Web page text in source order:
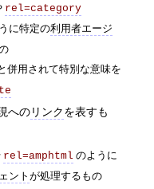
rel=category
に特定の利用者エージ
併用されて特別な意味を
へのリンクを表すも
rel=amphtml のように
ントが処理するもの